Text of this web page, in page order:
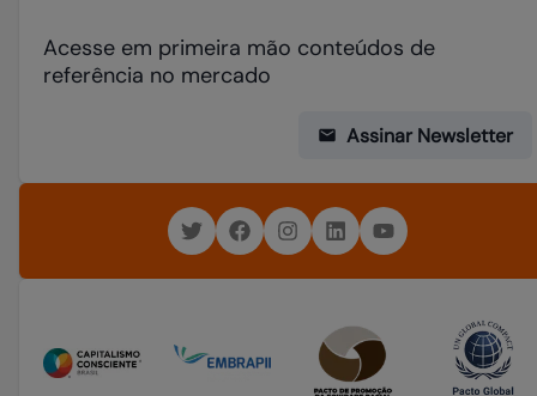
Acesse em primeira mão conteúdos de
referência no mercado
Assinar Newsletter